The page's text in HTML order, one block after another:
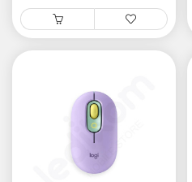
• Apple watch
• Galaxy watch
• Xiaomi
PLAYSTATION